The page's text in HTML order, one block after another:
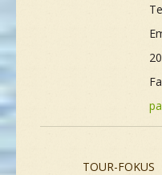
TOUR-FOKUS